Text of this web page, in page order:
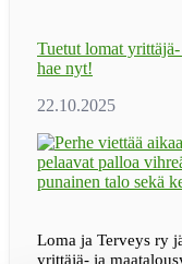
Tuetut lomat
hae nyt!
Loma ja Terveys ry
yrittäjä- ja